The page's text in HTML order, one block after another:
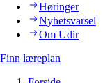
Høringer
Nyhetsvarsel
Om Udir
Finn læreplan